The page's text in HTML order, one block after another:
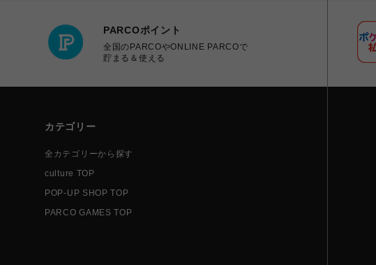
PARCOポイント
全国のPARCOやONLINE PARCOで
貯まる＆使える
カテゴリー
全カテゴリーから探す
culture TOP
POP-UP SHOP TOP
PARCO GAMES TOP